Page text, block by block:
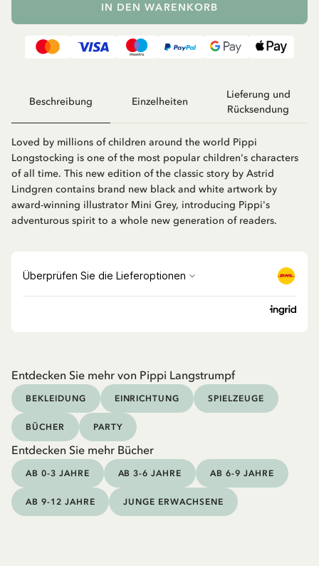
IN DEN WARENKORB
Beschreibung Einzelheiten
Lieferung und
Rücksendung
Loved by millions of children around the world Pippi
Longstocking is one of the most popular children's characters
of all time. This new edition of the classic story by Astrid
Lindgren contains brand new black and white artwork by
award-winning illustrator Mini Grey, introducing Pippi's
adventurous spirit to a whole new generation of readers.
Entdecken Sie mehr von Pippi Langstrumpf
BEKLEIDUNG EINRICHTUNG SPIELZEUGE
BÜCHER PARTY
Entdecken Sie mehr Bücher
AB 0-3 JAHRE AB 3-6 JAHRE AB 6-9 JAHRE
AB 9-12 JAHRE JUNGE ERWACHSENE